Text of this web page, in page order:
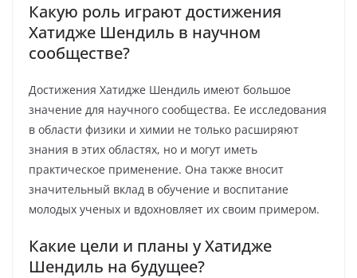
Какую роль играют достижения
Хатидже Шендиль в научном
сообществе?
Достижения Хатидже Шендиль имеют большое
значение для научного сообщества. Ее исследования
в области физики и химии не только расширяют
знания в этих областях, но и могут иметь
практическое применение. Она также вносит
значительный вклад в обучение и воспитание
молодых ученых и вдохновляет их своим примером.
Какие цели и планы у Хатидже
Шендиль на будущее?